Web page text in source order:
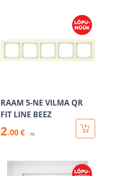
RAAM 5-NE VILMA QR
FIT LINE BEEZ
2.00 € /tk